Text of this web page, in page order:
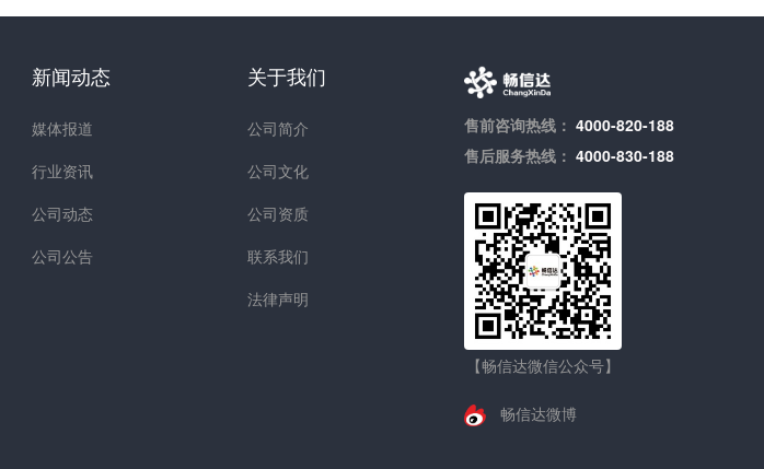
新闻动态
媒体报道
行业资讯
公司动态
公司公告
关于我们
公司简介
公司文化
公司资质
联系我们
法律声明
售前咨询热线： 4000-820-188
售后服务热线： 4000-830-188
【畅信达微信公众号】
畅信达微博